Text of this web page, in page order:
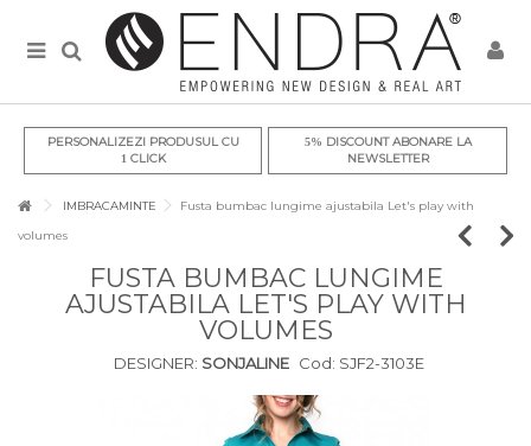
PERSONALIZEZI PRODUSUL CU
1CLICK
5% DISCOUNT ABONARE LA
NEWSLETTER
IMBRACAMINTE Fusta bumbac lungime ajustabila Let's play with
volumes
FUSTA BUMBAC LUNGIME
AJUSTABILA LET'S PLAY WITH
VOLUMES
DESIGNER: SONJALINE Cod: SJF2-3103E